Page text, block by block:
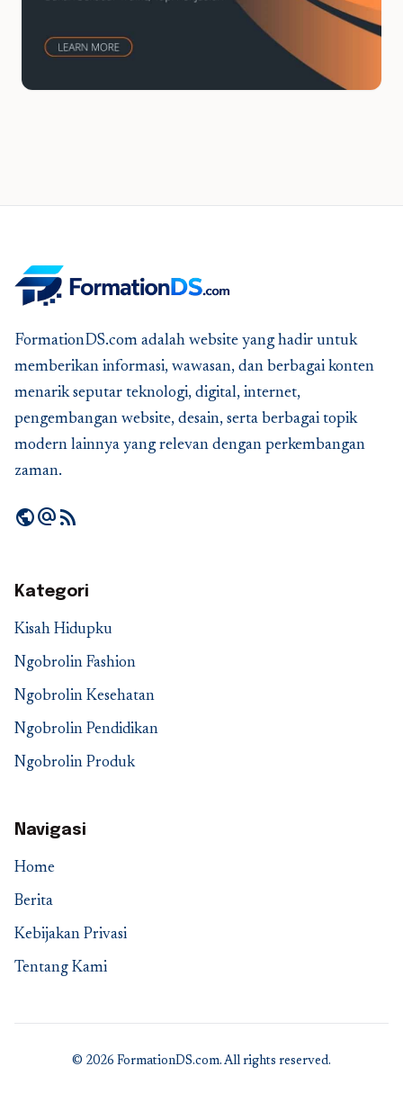
FormationDS.com adalah website yang hadir untuk
memberikan informasi, wawasan, dan berbagai konten
menarik seputar teknologi, digital, internet,
pengembangan website, desain, serta berbagai topik
modern lainnya yang relevan dengan perkembangan
zaman.
publicalternate_emailrss_feed
Kategori
Kisah Hidupku
Ngobrolin Fashion
Ngobrolin Kesehatan
Ngobrolin Pendidikan
Ngobrolin Produk
Navigasi
Home
Berita
Kebijakan Privasi
Tentang Kami
© 2026 FormationDS.com. All rights reserved.